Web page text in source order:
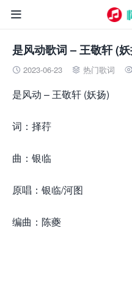

是风动歌词 – 王敬轩 (
 2023-06-23  热门歌词
是风动 – 王敬轩 (妖扬)
词：择荇
曲：银临
原唱：银临/河图
编曲：陈夔